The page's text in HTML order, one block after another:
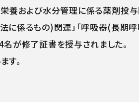
養および水分管理に係る薬剤投与
係るもの)関連」「呼吸器(長期
が修了証書を授与されました。
す。